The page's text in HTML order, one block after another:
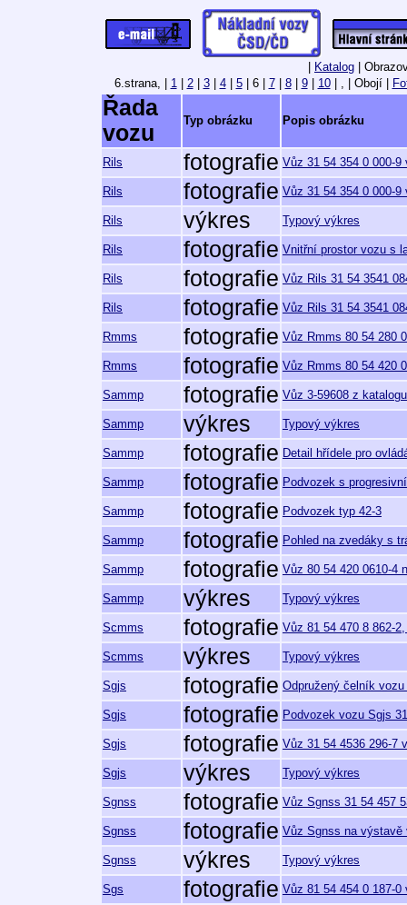
Katalog |
6.strana,
1| 2| 3| 4| 5| 6 | 7| 8| 9| 10| , | Obojí |
Řada
vozu
Typ obrázku Popis obrázku
Rils fotografie Vůz 31 54 354 0 000-
Rils fotografie Vůz 31 54 354 0 000-
Rils výkres Typový výkres
Rils fotografie Vnitřní prostor vozu s
Rils fotografie Vůz Rils 31 54 3541
Rils fotografie Vůz Rils 31 54 3541
Rmms fotografie Vůz Rmms 80 54 280
Rmms fotografie Vůz Rmms 80 54 420
Sammp fotografie Vůz 3-59608 z
Sammp výkres Typový výkres
Sammp fotografie Detail hřídele pro
Sammp fotografie Podvozek s
Sammp fotografie Podvozek typ 42-3
Sammp fotografie Pohled na zvedáky s
Sammp fotografie Vůz 80 54 420 0610-4
Sammp výkres Typový výkres
Scmms fotografie Vůz 81 54 470 8 862-
Scmms výkres Typový výkres
Sgjs fotografie Odpružený čelník vozu
Sgjs fotografie Podvozek vozu Sgjs
Sgjs fotografie Vůz 31 54 4536 296-7
Sgjs výkres Typový výkres
Sgnss fotografie Vůz Sgnss 31 54 457
Sgnss fotografie Vůz Sgnss na výstavě
Sgnss výkres Typový výkres
Sgs fotografie Vůz 81 54 454 0 187-